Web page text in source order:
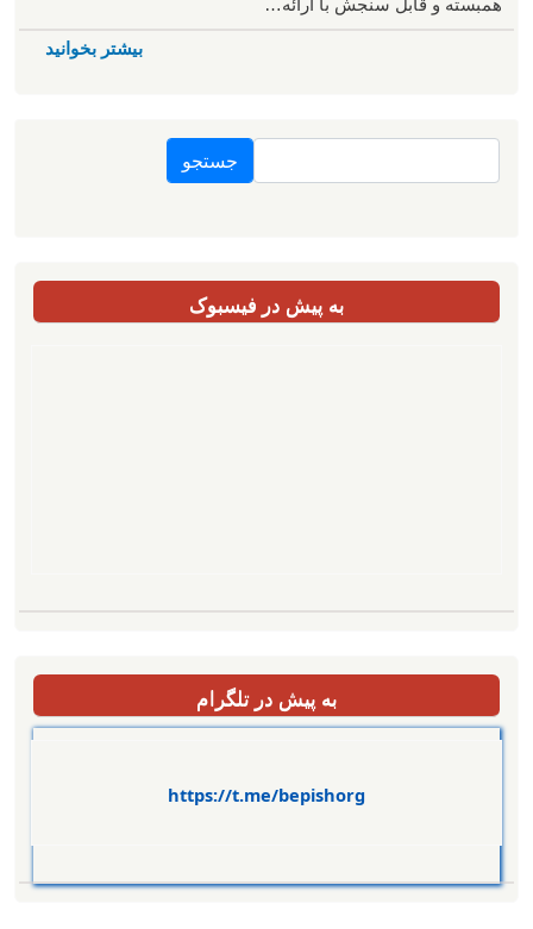
بیشتر بخوانید
جستجو
به پیش در فیسبوک
به پیش در تلگرام
https://t.me/bepishorg